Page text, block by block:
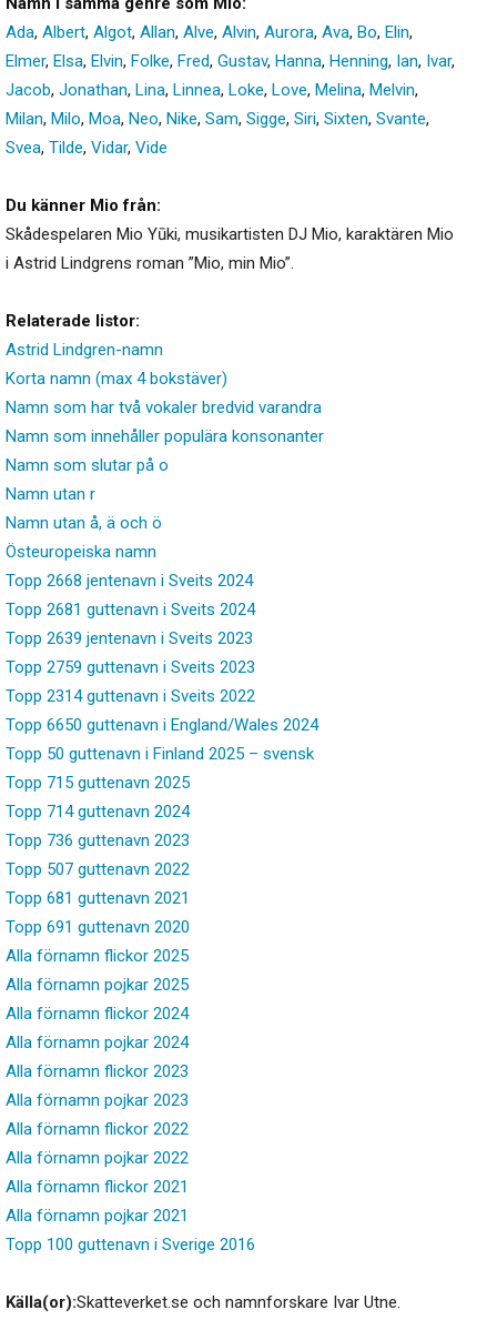
Ada, Albert, Algot, Allan, Alve, Alvin, Aurora, Ava, Bo, Elin,
Elmer, Elsa, Elvin, Folke, Fred, Gustav, Hanna, Henning, Ian, Ivar,
Jacob, Jonathan, Lina, Linnea, Loke, Love, Melina, Melvin,
Milan, Milo, Moa, Neo, Nike, Sam, Sigge, Siri, Sixten, Svante,
Svea, Tilde, Vidar, Vide
Du känner Mio från:
Skådespelaren Mio Yūki, musikartisten DJ Mio, karaktären Mio
i Astrid Lindgrens roman ”Mio, min Mio”.
Relaterade listor:
Astrid Lindgren-namn
Korta namn (max 4 bokstäver)
Namn som har två vokaler bredvid varandra
Namn som innehåller populära konsonanter
Namn som slutar på o
Namn utan r
Namn utan å, ä och ö
Östeuropeiska namn
Topp 2668 jentenavn i Sveits 2024
Topp 2681 guttenavn i Sveits 2024
Topp 2639 jentenavn i Sveits 2023
Topp 2759 guttenavn i Sveits 2023
Topp 2314 guttenavn i Sveits 2022
Topp 6650 guttenavn i England/Wales 2024
Topp 50 guttenavn i Finland 2025 – svensk
Topp 715 guttenavn 2025
Topp 714 guttenavn 2024
Topp 736 guttenavn 2023
Topp 507 guttenavn 2022
Topp 681 guttenavn 2021
Topp 691 guttenavn 2020
Alla förnamn flickor 2025
Alla förnamn pojkar 2025
Alla förnamn flickor 2024
Alla förnamn pojkar 2024
Alla förnamn flickor 2023
Alla förnamn pojkar 2023
Alla förnamn flickor 2022
Alla förnamn pojkar 2022
Alla förnamn flickor 2021
Alla förnamn pojkar 2021
Topp 100 guttenavn i Sverige 2016
Källa(or):Skatteverket.se och namnforskare Ivar Utne.